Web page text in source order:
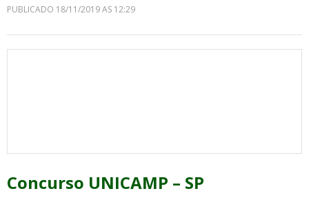
PUBLICADO 18/11/2019 AS 12:29
Concurso UNICAMP – SP